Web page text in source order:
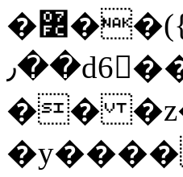
�߼��({ _�g�.Nfӻg����f7z91o^��̤^�>��2�`�:|#dk�{>�>>&�tsw�Nwo�?
٫��d6򆧇�������*��[|^]oo���NW~zz>�X&�u�=K?
��
�y����